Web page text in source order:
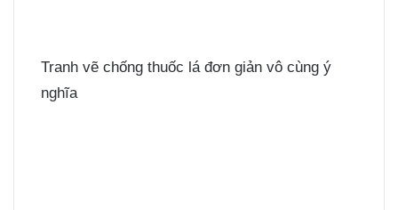
Tranh vẽ chống thuốc lá đơn giản vô cùng ý
nghĩa